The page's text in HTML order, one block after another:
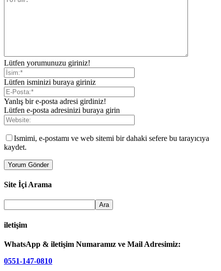
Lütfen yorumunuzu giriniz!
Lütfen isminizi buraya giriniz
Yanlış bir e-posta adresi girdiniz!
Lütfen e-posta adresinizi buraya girin
Ismimi, e-postamı ve web sitemi bir dahaki sefere bu tarayıcıya
kaydet.
Site İçi Arama
iletişim
WhatsApp & iletişim Numaramız ve Mail Adresimiz:
0551-147-0810